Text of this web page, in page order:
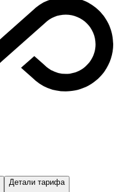
Детали тарифа